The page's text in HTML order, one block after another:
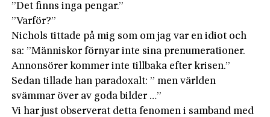
”Det finns inga pengar.”
”Varför?”
Nichols tittade på mig som om jag var en idiot och
sa: ”Människor förnyar inte sina prenumerationer.
Annonsörer kommer inte tillbaka efter krisen.”
Sedan tillade han paradoxalt: ” men världen
svämmar över av goda bilder …”
Vi har just observerat detta fenomen i samband med